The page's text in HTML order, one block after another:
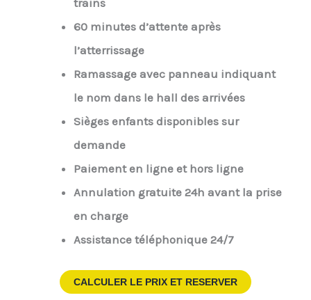
trains
60 minutes d’attente après
l’atterrissage
Ramassage avec panneau indiquant
le nom dans le hall des arrivées
Sièges enfants disponibles sur
demande
Paiement en ligne et hors ligne
Annulation gratuite 24h avant la prise
en charge
Assistance téléphonique 24/7
CALCULER LE PRIX ET RESERVER